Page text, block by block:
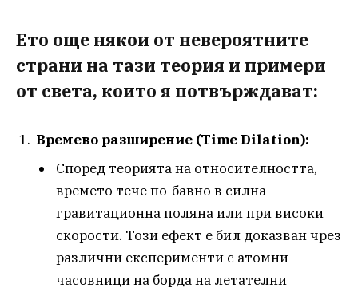
Ето още някои от невероятните
страни на тази теория и примери
от света, които я потвърждават:
Времево разширение (Time Dilation):
Според теорията на относителността,
времето тече по-бавно в силна
гравитационна поляна или при високи
скорости. Този ефект е бил доказван чрез
различни експерименти с атомни
часовници на борда на летателни